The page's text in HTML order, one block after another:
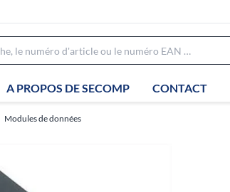
A PROPOS DE SECOMP CONTACT
Modules de données